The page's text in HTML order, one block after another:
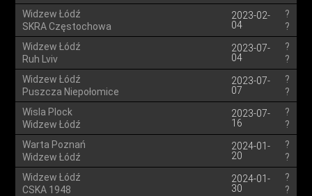
Widzew Łódź
SKRA Częstochowa
2023-02-
04
?
?
Widzew Łódź
Ruh Lviv
2023-07-
04
?
?
Widzew Łódź
Puszcza Niepołomice
2023-07-
07
?
?
Wisla Plock
Widzew Łódź
2023-07-
16
?
?
Warta Poznań
Widzew Łódź
2024-01-
20
?
?
Widzew Łódź
CSKA 1948
2024-01-
30
?
?